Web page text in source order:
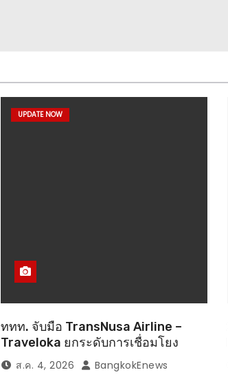
UPDATE NOW
ททท. จับมือ TransNusa Airline –
Traveloka ยกระดับการเชื่อมโยง
ไทย–อินโดนีเซีย ดันไทยสู่จุดหมาย
ปลายทางคุณภาพ เชื่อม Asean
ส.ค. 4, 2026 BangkokEnews